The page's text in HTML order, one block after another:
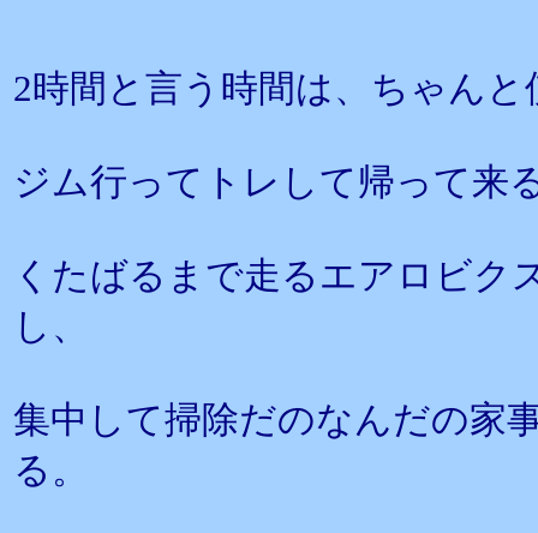
2時間と言う時間は、ちゃん
ジム行ってトレして帰って来
くたばるまで走るエアロビク
し、
集中して掃除だのなんだの家
る。